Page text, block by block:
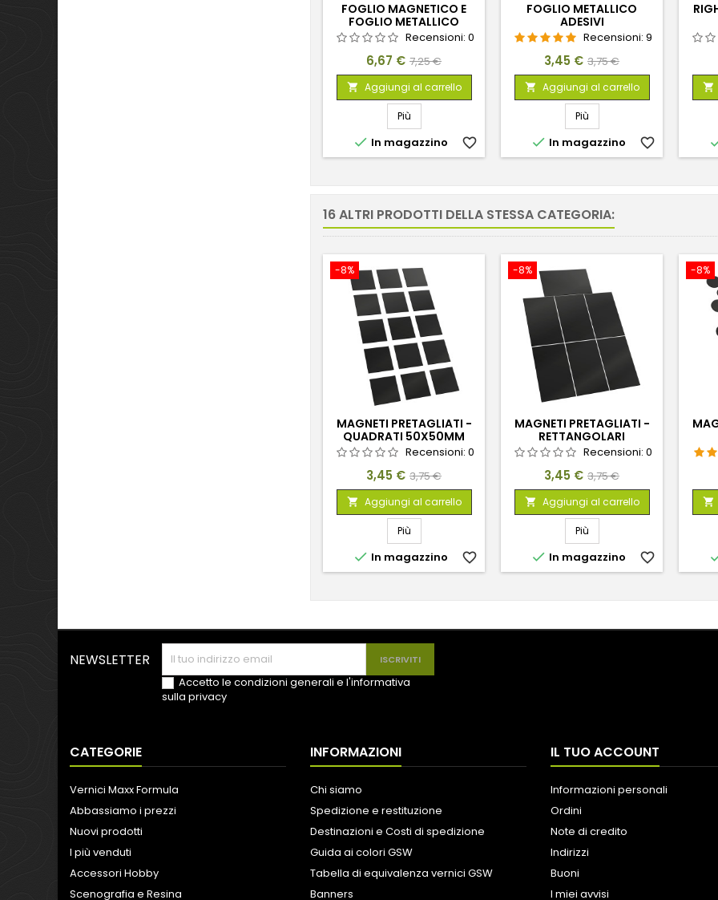
FOGLIO MAGNETICO E
FOGLIO METALLICO
AUTOADESIVO
Recensioni: 0
Prezzo
6,67 € Prezzo
base
7,25 €
 Aggiungi al carrello
Più
 In magazzino favorite_border
FOGLIO METALLICO
ADESIVI
Recensioni: 9
Prezzo
3,45 € Prezzo
base
3,75 €
 Aggiungi al carrello
Più
 In magazzino favorite_border

16 ALTRI PRODOTTI DELLA STESSA CATEGORIA:
-8%
MAGNETI PRETAGLIATI -
QUADRATI 50X50MM
Recensioni: 0
Prezzo
3,45 € Prezzo
base
3,75 €
 Aggiungi al carrello
Più
 In magazzino favorite_border
-8%
MAGNETI PRETAGLIATI -
RETTANGOLARI
60X100MMRecensioni: 0
Prezzo
3,45 € Prezzo
base
3,75 €
 Aggiungi al carrello
Più
 In magazzino favorite_border
-8%

NEWSLETTER
Accetto le condizioni generali e l'informativa
sulla privacy
CATEGORIE
Vernici Maxx Formula
Abbassiamo i prezzi
Nuovi prodotti
I più venduti
Accessori Hobby
Scenografia e Resina
INFORMAZIONI
Chi siamo
Spedizione e restituzione
Destinazioni e Costi di spedizione
Guida ai colori GSW
Tabella di equivalenza vernici GSW
Banners
IL TUO ACCOUNT
Informazioni personali
Ordini
Note di credito
Indirizzi
Buoni
I miei avvisi